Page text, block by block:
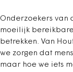
Onderzoekers van
moeilijk
betrekken. Van
we zorgen dat
maar hoe we iets